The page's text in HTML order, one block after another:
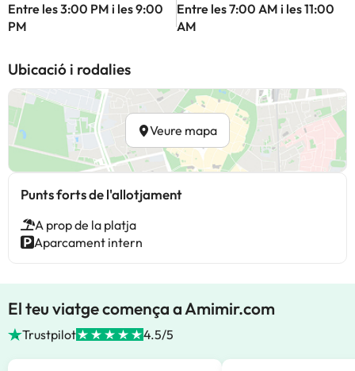
Entre les 3:00 PM i les 9:00
PM
Entre les 7:00 AM i les 11:00
AM
Ubicació i rodalies
Veure mapa
Punts forts de l'allotjament
A prop de la platja
Aparcament intern
El teu viatge comença a Amimir.com
Trustpilot 4.5/5